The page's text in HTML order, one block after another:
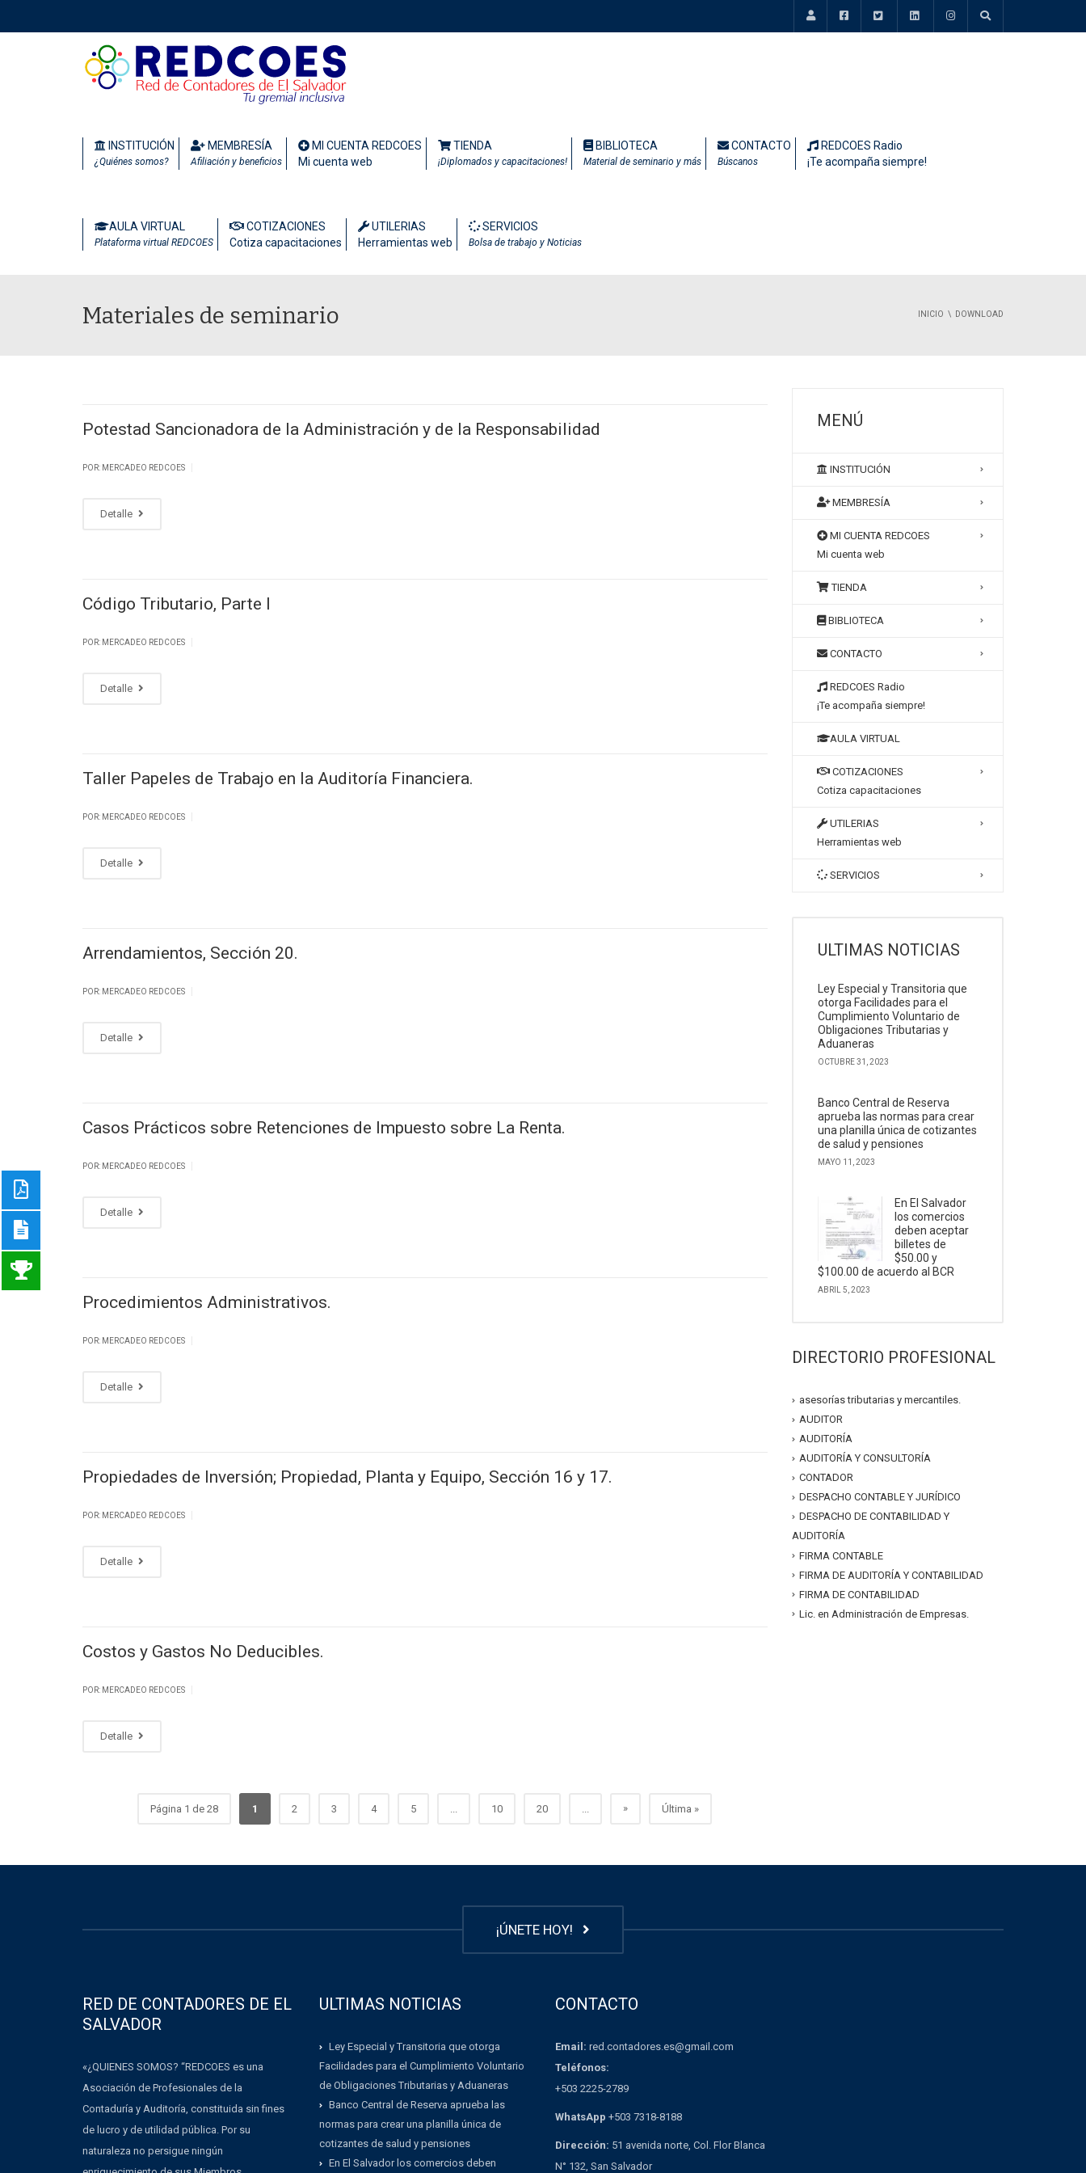
INSTITUCIÓN
¿Quiénes somos?
MEMBRESÍA
Afiliación y beneficios
MI CUENTA REDCOES
Mi cuenta web
TIENDA
¡Diplomados y capacitaciones!
BIBLIOTECA
Material de seminario y más
CONTACTO
Búscanos
REDCOES Radio
¡Te acompaña siempre!
AULA VIRTUAL
Plataforma virtual REDCOES
COTIZACIONES
Cotiza capacitaciones
UTILERIAS
Herramientas web
SERVICIOS
Bolsa de trabajo y Noticias
Materiales de seminario INICIO DOWNLOAD
Potestad Sancionadora de la Administración y de la Responsabilidad
POR: MERCADEO REDCOES
Detalle
Código Tributario, Parte I
POR: MERCADEO REDCOES
Detalle
Taller Papeles de Trabajo en la Auditoría Financiera.
POR: MERCADEO REDCOES
Detalle
Arrendamientos, Sección 20.
POR: MERCADEO REDCOES
Detalle
Casos Prácticos sobre Retenciones de Impuesto sobre La Renta.
POR: MERCADEO REDCOES
Detalle
Procedimientos Administrativos.
POR: MERCADEO REDCOES
Detalle
Propiedades de Inversión; Propiedad, Planta y Equipo, Sección 16 y 17.
POR: MERCADEO REDCOES
Detalle
Costos y Gastos No Deducibles.
POR: MERCADEO REDCOES
Detalle
Página 1 de 28 1 2 3 4 5 ... 10 20 ... » Última »
MENÚ
INSTITUCIÓN
MEMBRESÍA
MI CUENTA REDCOES
Mi cuenta web
TIENDA
BIBLIOTECA
CONTACTO
REDCOES Radio
¡Te acompaña siempre!
AULA VIRTUAL
COTIZACIONES
Cotiza capacitaciones
UTILERIAS
Herramientas web
SERVICIOS
ULTIMAS NOTICIAS
Ley Especial y Transitoria que
otorga Facilidades para el
Cumplimiento Voluntario de
Obligaciones Tributarias y
Aduaneras
OCTUBRE 31, 2023
Banco Central de Reserva
aprueba las normas para crear
una planilla única de cotizantes
de salud y pensiones
MAYO 11, 2023
En El Salvador
los comercios
deben aceptar
billetes de
$50.00 y
$100.00 de acuerdo al BCR
ABRIL 5, 2023
DIRECTORIO PROFESIONAL
asesorías tributarias y mercantiles.
AUDITOR
AUDITORÍA
AUDITORÍA Y CONSULTORÍA
CONTADOR
DESPACHO CONTABLE Y JURÍDICO
DESPACHO DE CONTABILIDAD Y
AUDITORÍA
FIRMA CONTABLE
FIRMA DE AUDITORÍA Y CONTABILIDAD
FIRMA DE CONTABILIDAD
Lic. en Administración de Empresas.
¡ÚNETE HOY!
RED DE CONTADORES DE EL
SALVADOR
«¿QUIENES SOMOS? “REDCOES es una
Asociación de Profesionales de la
Contaduría y Auditoría, constituida sin fines
de lucro y de utilidad pública. Por su
naturaleza no persigue ningún
ULTIMAS NOTICIAS
Ley Especial y Transitoria que otorga
Facilidades para el Cumplimiento Voluntario
de Obligaciones Tributarias y Aduaneras
Banco Central de Reserva aprueba las
normas para crear una planilla única de
cotizantes de salud y pensiones
En El Salvador los comercios deben
CONTACTO
Email: red.contadores.es@gmail.com
Teléfonos:
+503 2225-2789
WhatsApp +503 7318-8188
Dirección: 51 avenida norte, Col. Flor Blanca
N° 132, San Salvador